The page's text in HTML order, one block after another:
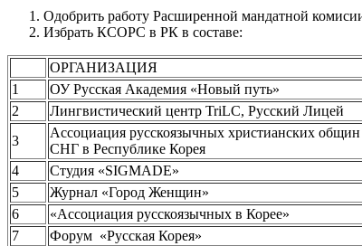
Одобрить работу Расширенной мандатной
Избрать КСОРС в РК в составе:
ОРГАНИЗАЦИЯ
1
ОУ Русская Академия «Новый путь»
2
Лингвистический центр TriLC, Русский Лицей
3
Ассоциация русскоязычных христианских общин
СНГ в Республике Корея
4
Студия «SIGMADE»
5
Журнал «Город Женщин»
6
«Ассоциация русскоязычных в Корее»
7
Форум «Русская Корея»